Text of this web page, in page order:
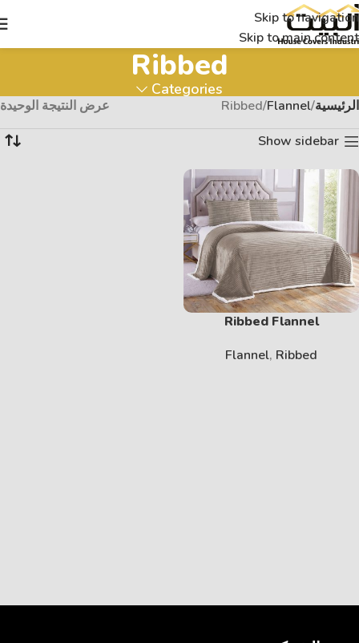
Skip to navigation
Skip to main content
Ribbed
Categories
الرئيسية Flannel
Ribbed
عرض النتيجة الوحيدة
Show sidebar
Ribbed Flannel
Flannel, Ribbed